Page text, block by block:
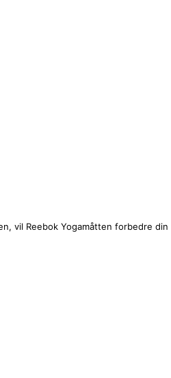
vil Reebok Yogamåtten forbedre din